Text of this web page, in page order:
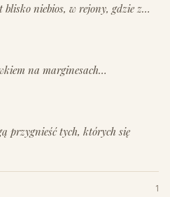
blisko niebios, w rejony, gdzie z…
na marginesach…
przygnieść tych, których się
1